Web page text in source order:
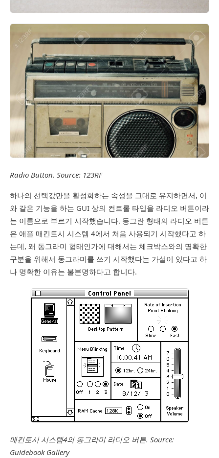
Radio Button. Source: 123RF
하나의 선택값만을 활성화하는 속성을 그대로 유지하면서, 이
와 같은 기능을 하는 GUI 상의 컨트롤 타입을 라디오 버튼이라
는 이름으로 부르기 시작했습니다. 동그란 형태의 라디오 버튼
은 애플 매킨토시 시스템 4에서 처음 사용되기 시작했다고 하
는데, 왜 동그라미 형태인가에 대해서는 체크박스와의 명확한
구분을 위해서 동그라미를 쓰기 시작했다는 가설이 있다고 하
나 명확한 이유는 불분명하다고 합니다.
매킨토시 시스템4의 동그라미 라디오 버튼. Source:
Guidebook Gallery